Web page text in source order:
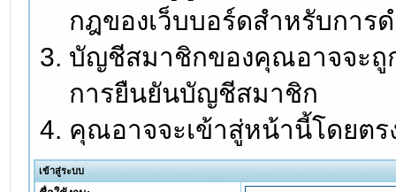
กฎของเว็บบอร์ดสำหรับการ
บัญชีสมาชิกของคุณอาจจะถู
การยืนยันบัญชีสมาชิก
คุณอาจจะเข้าสู่หน้านี้โดยต
เข้าสู่ระบบ